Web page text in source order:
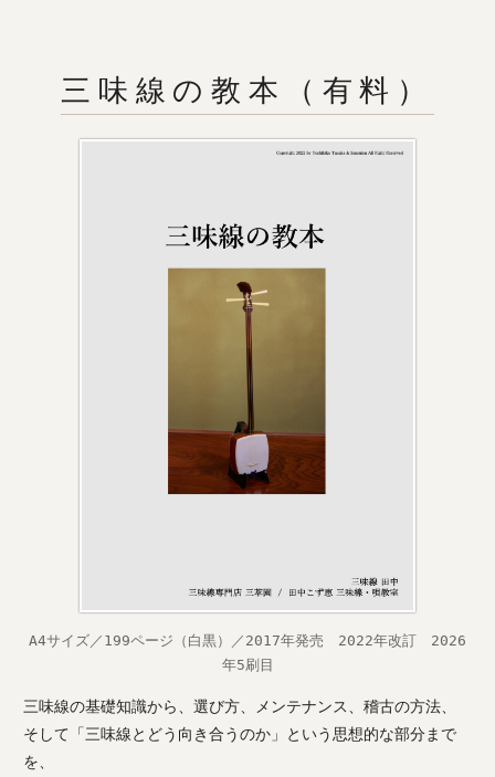
三味線の教本（有料）
A4サイズ／199ページ（白黒）／2017年発売 2022年改訂 2026
年5刷目
三味線の基礎知識から、選び方、メンテナンス、稽古の方法、
そして「三味線とどう向き合うのか」という思想的な部分まで
を、